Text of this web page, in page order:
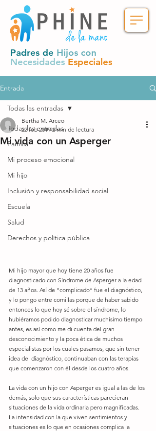
Padres de Hijos con
Necesidades Especiales
Entrada
Todas las entradas
Familia
Mi proceso emocional
Mi hijo
Inclusión y responsabilidad social
Escuela
Salud
Derechos y política pública
Todas las entradas
Mi vida con un Asperger
Bertha M. Arceo
22 feb 2019 2 min de lectura
Mi hijo mayor que hoy tiene 20 años fue
diagnosticado con Síndrome de Asperger a la edad
de 13 años. Así de “complicado” fue el diagnóstico,
y lo pongo entre comillas porque de haber sabido
entonces lo que hoy sé sobre el síndrome, lo
hubiéramos podido diagnosticar muchísimo tiempo
antes, es así como me di cuenta del gran
desconocimiento y la poca ética de muchos
especialistas por los cuales pasamos, que sin tener
idea del diagnóstico, continuaban con las terapias
que comenzaron con él desde los cuatro años.
La vida con un hijo con Asperger es igual a las de los
demás, solo que sus características parecieran
situaciones de la vida ordinaria pero magnificadas.
La intensidad con la que viven sentimientos y
situaciones es lo que en ocasiones complica la